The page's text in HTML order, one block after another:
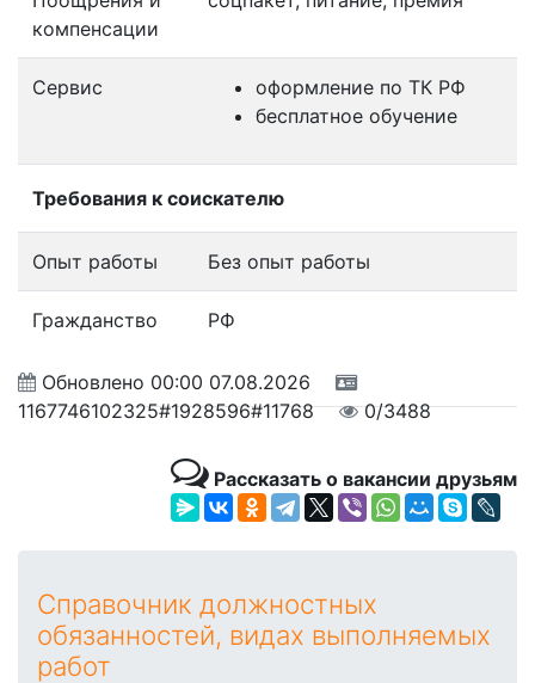
компенсации
Сервис
оформление по ТК РФ
бесплатное обучение
Требования к соискателю
Опыт работы Без опыт работы
Гражданство РФ
Обновлено 00:00 07.08.2026
1167746102325#1928596#11768
0/3488
Рассказать о вакансии друзьям
Справочник должностных
обязанностей, видах выполняемых
работ